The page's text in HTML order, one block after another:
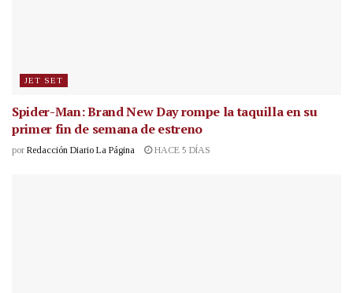
JET SET
Spider-Man: Brand New Day rompe la taquilla en su
primer fin de semana de estreno
por Redacción Diario La Página HACE 5 DÍAS